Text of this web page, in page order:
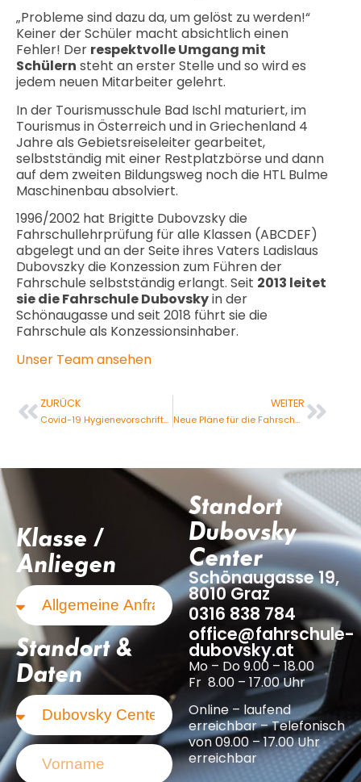
„Probleme sind dazu da, um gelöst zu werden!“
Keiner der Schüler macht absichtlich einen
Fehler! Der respektvolle Umgang mit
Schülern steht an erster Stelle und so wird es
jedem neuen Mitarbeiter gelehrt.
In der Tourismusschule Bad Ischl maturiert, im
Tourismus in Österreich und in Griechenland 4
Jahre als Gebietsreiseleiter gearbeitet,
selbstständig mit einer Restplatzbörse und dann
auf dem zweiten Bildungsweg noch die HTL Bulme
Maschinenbau absolviert.
1996/2002 hat Brigitte Dubovzsky die
Fahrschullehrprüfung für alle Klassen (ABCDEF)
abgelegt und an der Seite ihres Vaters Ladislaus
Dubovszky die Konzession zum Führen der
Fahrschule selbstständig erlangt. Seit 2013 leitet
sie die Fahrschule Dubovskyin der
Schönaugasse und seit 2018 führt sie die
Fahrschule als Konzessionsinhaber.
Unser Team ansehen
ZURÜCK
Covid-19 Hygienevorschriften
WEITER
Neue Pläne für die Fahrschule Dubovsky
Standort
Dubovsky
Center
Schönaugasse 19,
8010 Graz
0316 838 784
office@fahrschule-
dubovsky.at
Mo – Do 9.00 – 18.00
Fr 8.00 – 17.00 Uhr
Online – laufend
erreichbar – Telefonisch
von 09.00 – 17.00 Uhr
erreichbar
Klasse /
Anliegen
Standort &
Daten